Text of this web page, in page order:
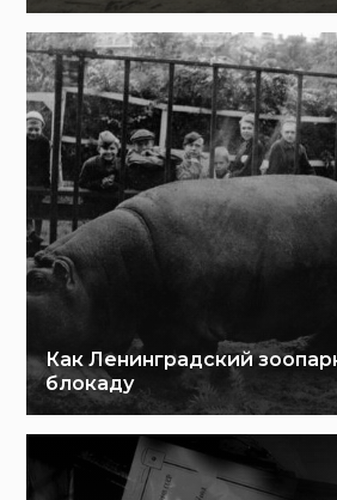
Как Ленинградский
блокаду